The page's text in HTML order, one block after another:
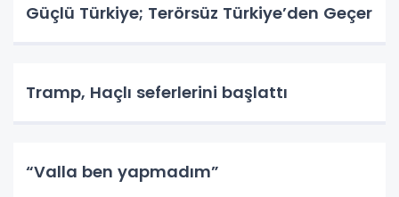
Güçlü Türkiye; Terörsüz Türkiye’den Geçer
Tramp, Haçlı seferlerini başlattı
“Valla ben yapmadım”